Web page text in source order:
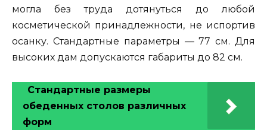
могла без труда дотянуться до любой
косметической принадлежности, не испортив
осанку. Стандартные параметры — 77 см. Для
высоких дам допускаются габариты до 82 см.
Стандартные размеры
обеденных столов различных
форм